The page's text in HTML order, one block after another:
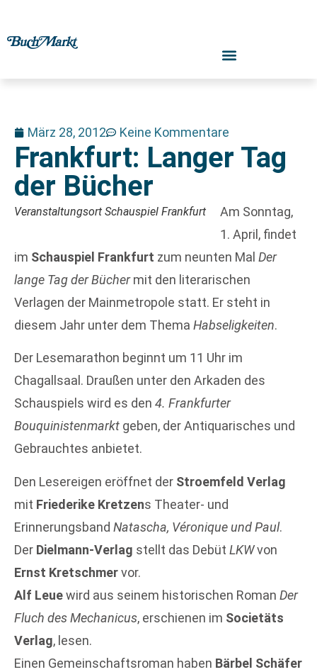
März 28, 2012 Keine Kommentare
Frankfurt: Langer Tag
der Bücher
Veranstaltungsort Schauspiel Frankfurt
Am Sonntag,
1. April, findet
im Schauspiel Frankfurt zum neunten Mal Der
lange Tag der Büchermit den literarischen
Verlagen der Mainmetropole statt. Er steht in
diesem Jahr unter dem Thema Habseligkeiten.
Der Lesemarathon beginnt um 11 Uhr im
Chagallsaal. Draußen unter den Arkaden des
Schauspiels wird es den 4. Frankfurter
Bouquinistenmarkt geben, der Antiquarisches und
Gebrauchtes anbietet.
Den Lesereigen eröffnet der Stroemfeld Verlag
mit Friederike Kretzens Theater- und
Erinnerungsband Natascha, Véronique und Paul.
Der Dielmann-Verlag stellt das Debüt LKWvon
Ernst Kretschmervor.
Alf Leuewird aus seinem historischen Roman Der
Fluch des Mechanicus, erschienen im Societäts
Verlag, lesen.
Einen Gemeinschaftsroman haben Bärbel Schäfer